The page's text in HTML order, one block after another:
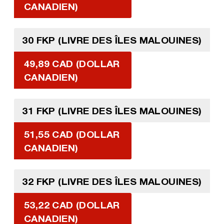
CANADIEN)
30 FKP (LIVRE DES ÎLES MALOUINES)
49,89 CAD (DOLLAR
CANADIEN)
31 FKP (LIVRE DES ÎLES MALOUINES)
51,55 CAD (DOLLAR
CANADIEN)
32 FKP (LIVRE DES ÎLES MALOUINES)
53,22 CAD (DOLLAR
CANADIEN)